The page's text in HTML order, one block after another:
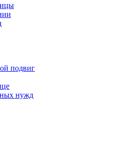
подвиг
нужд